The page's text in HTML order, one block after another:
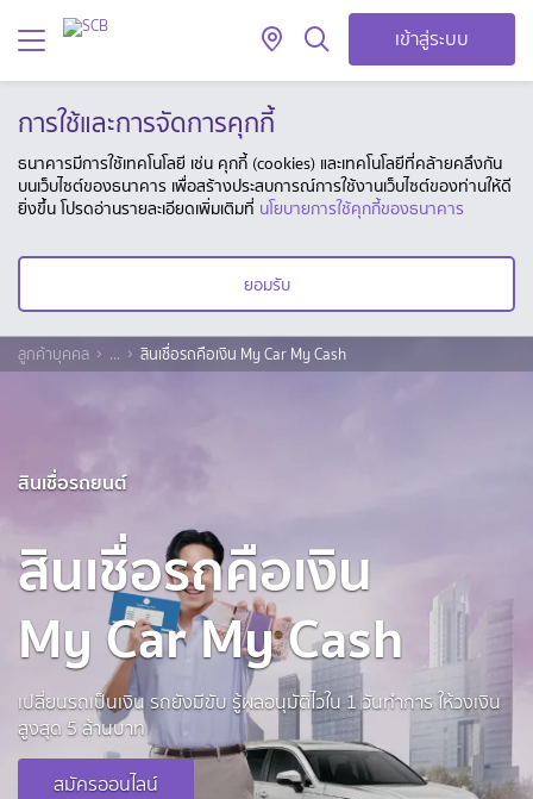
เข้าสู่ระบบ
การใช้และการจัดการคุกกี้
ธนาคารมีการใช้เทคโนโลยี เช่น คุกกี้ (cookies) และเทคโนโลยีที่คล้ายคลึงกัน
บนเว็บไซต์ของธนาคาร เพื่อสร้างประสบการณ์การใช้งานเว็บไซต์ของท่านให้ดี
ยิ่งขึ้น โปรดอ่านรายละเอียดเพิ่มเติมที่ นโยบายการใช้คุกกี้ของธนาคาร
ยอมรับ
ลูกค้าบุคคล ... สินเชื่อรถคือเงิน My Car My Cash
สินเชื่อรถยนต์
สินเชื่อรถคือเงิน
My Car My Cash
เปลี่ยนรถเป็นเงิน รถยังมีขับ รู้ผลอนุมัติไวใน 1 วันทำการ ให้วงเงิน
สูงสุด 5 ล้านบาท
สมัครออนไลน์